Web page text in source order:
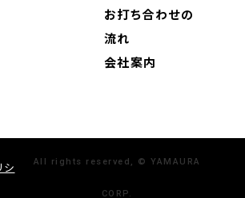
お打ち合わせの
流れ
会社案内
シ
All rights reserved, © YAMAURA
CORP.